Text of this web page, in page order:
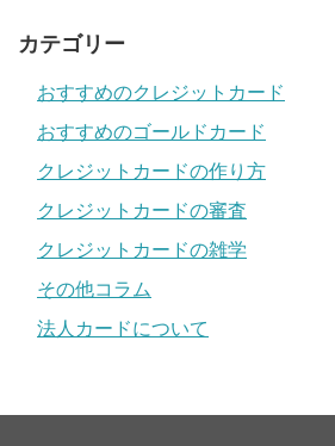
カテゴリー
おすすめのクレジットカード
おすすめのゴールドカード
クレジットカードの作り方
クレジットカードの審査
クレジットカードの雑学
その他コラム
法人カードについて